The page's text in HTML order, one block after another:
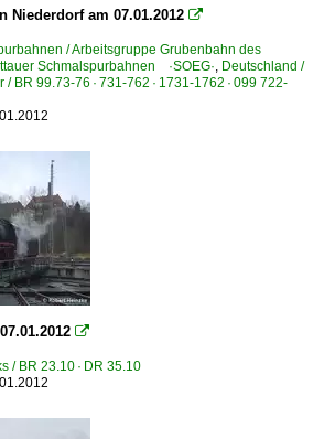
(Gbf, Rbf, Ubf)
GmbH - Fichtelbergbahn, Cranzahl
·DBG· 'Wilder Robert'
200-299
Arnsdorf – Kamenz
Neukirch – Oberrottendorf ⨯ Neustadt –
Dürrröhrsdorf – Neustadt (–Bad Schandau)
238 Bertsdorf – Kurort Jonsdorf
238 Zittau – Bertsdorf – Kurort Oybin
Niederdorf am 07.01.2012 
/ Arbeitsgruppe Grubenbahn des
Schmalspurbahnen ·SOEG·, Deutschland /
BR 99.73-76 · 731-762 · 1731-1762 · 099 722-

/ BR 23.10 · DR 35.10